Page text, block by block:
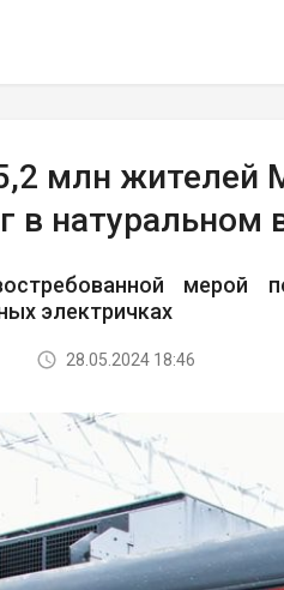
млн жителей
в натуральном
электричках
28.05.2024 18:46